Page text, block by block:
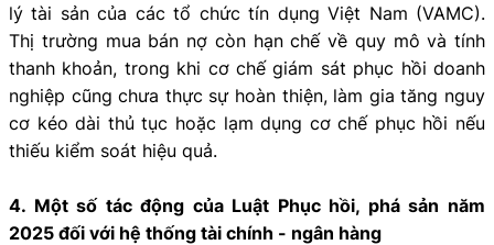
lý tài sản của các tổ chức tín dụng Việt Nam (VAMC).
Thị trường mua bán nợ còn hạn chế về quy mô và tính
thanh khoản, trong khi cơ chế giám sát phục hồi doanh
nghiệp cũng chưa thực sự hoàn thiện, làm gia tăng nguy
cơ kéo dài thủ tục hoặc lạm dụng cơ chế phục hồi nếu
thiếu kiểm soát hiệu quả.
4. Một số tác động của Luật Phục hồi, phá sản năm
2025 đối với hệ thống tài chính - ngân hàng